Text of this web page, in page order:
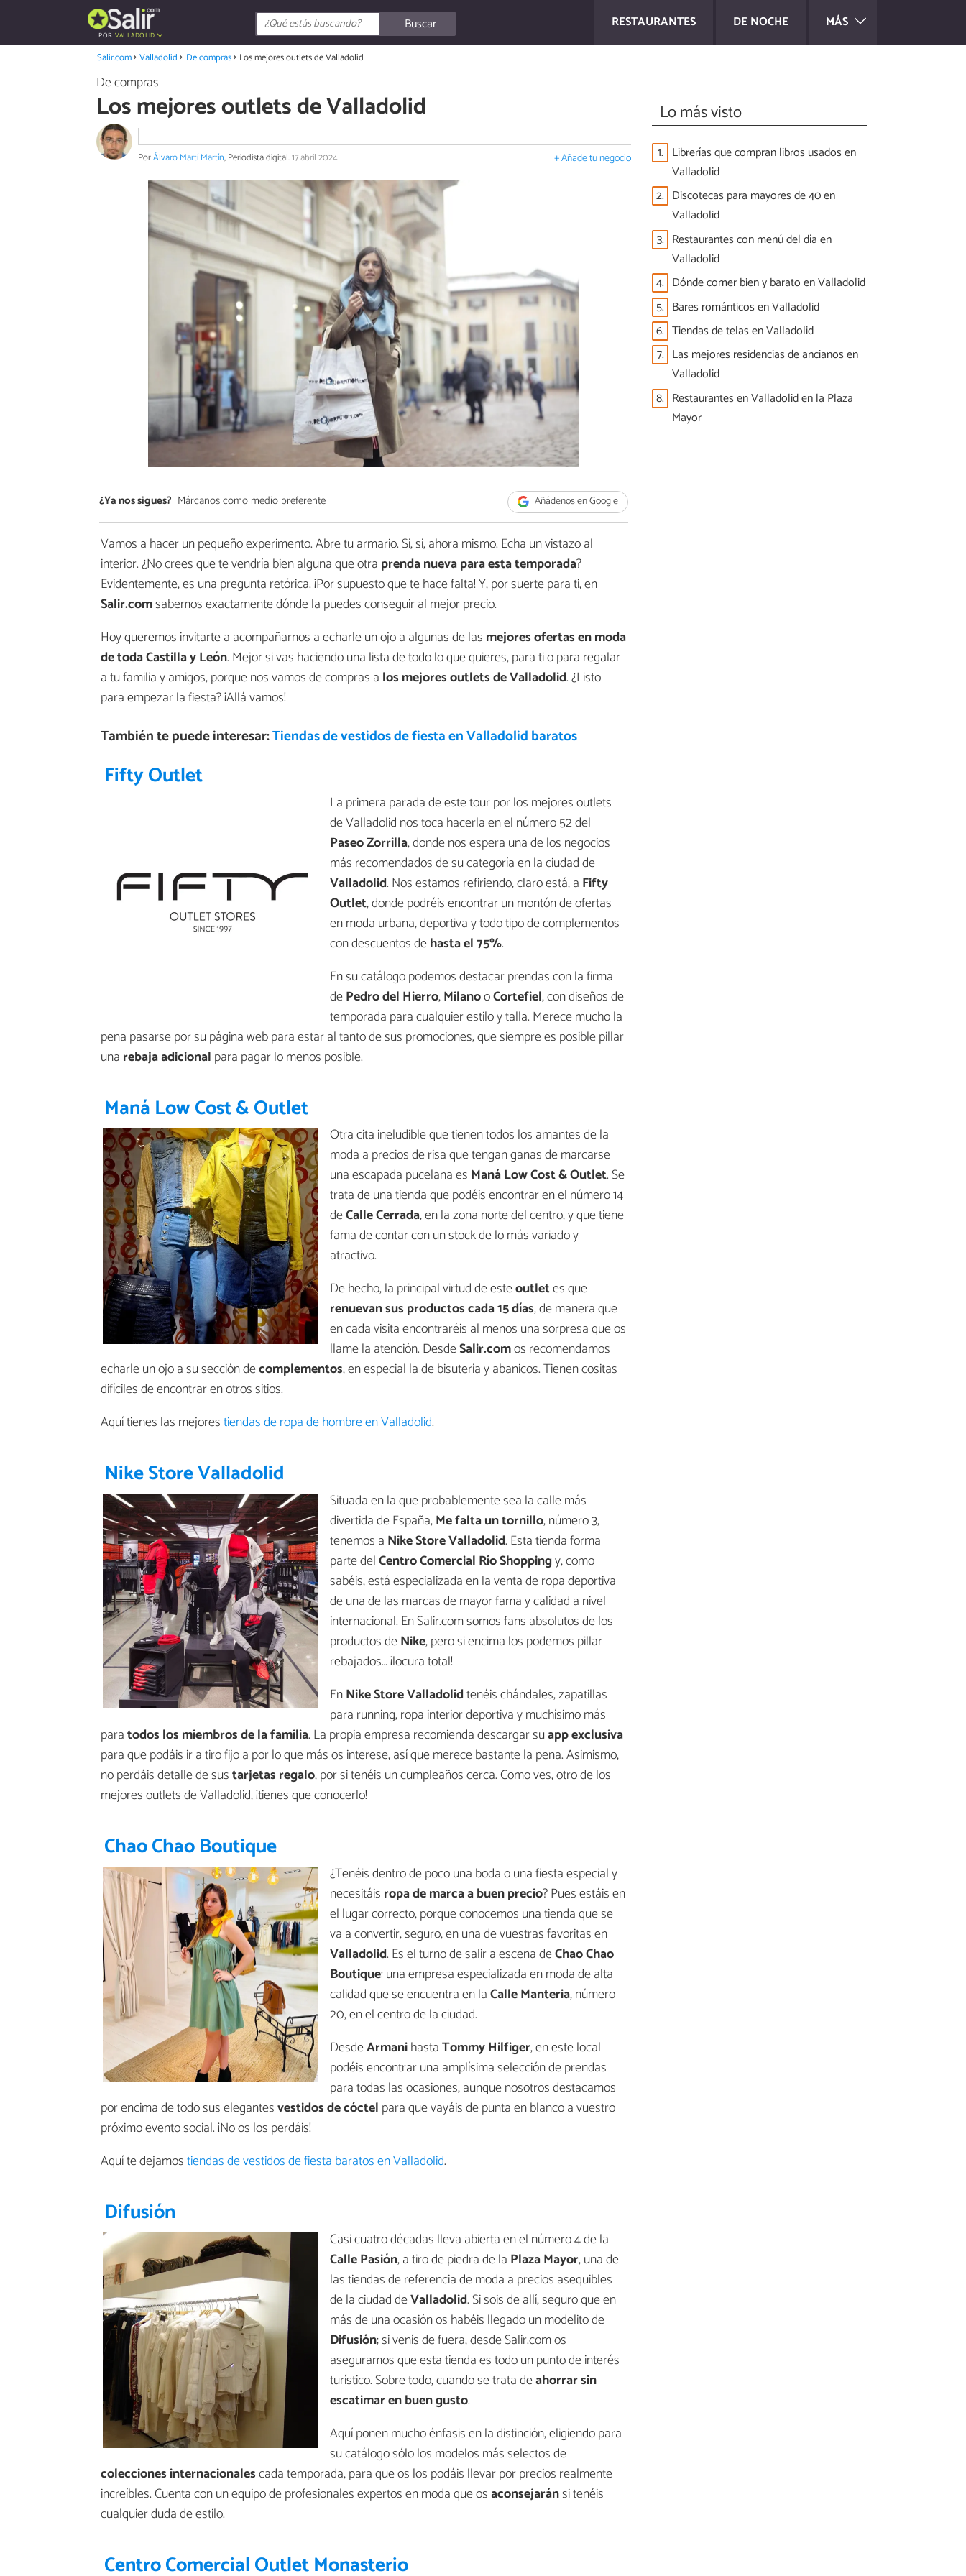
RESTAURANTES DE NOCHE MÁS
POR:VALLADOLID
Buscar
Salir.com Valladolid De compras Los mejores outlets de Valladolid
De compras
Los mejores outlets de Valladolid
PorÁlvaro Martí Martín, Periodista digital.17 abril 2024 + Añade tu negocio
¿Ya nos sigues? Márcanos como medio preferente Añádenos en Google
Vamos a hacer un pequeño experimento. Abre tu armario. Sí, sí, ahora mismo. Echa un vistazo al
interior. ¿No crees que te vendría bien alguna que otra prenda nueva para esta temporada?
Evidentemente, es una pregunta retórica. ¡Por supuesto que te hace falta! Y, por suerte para ti, en
Salir.comsabemos exactamente dónde la puedes conseguir al mejor precio.
Hoy queremos invitarte a acompañarnos a echarle un ojo a algunas de las mejores ofertas en moda
de toda Castilla y León. Mejor si vas haciendo una lista de todo lo que quieres, para ti o para regalar
a tu familia y amigos, porque nos vamos de compras a los mejores outlets de Valladolid. ¿Listo
para empezar la fiesta? ¡Allá vamos!
También te puede interesar:Tiendas de vestidos de fiesta en Valladolid baratos
Fifty Outlet
La primera parada de este tour por los mejores outlets
de Valladolid nos toca hacerla en el número 52 del
Paseo Zorrilla, donde nos espera una de los negocios
más recomendados de su categoría en la ciudad de
Valladolid. Nos estamos refiriendo, claro está, a Fifty
Outlet, donde podréis encontrar un montón de ofertas
en moda urbana, deportiva y todo tipo de complementos
con descuentos dehasta el 75%.
En su catálogo podemos destacar prendas con la firma
dePedro del Hierro,MilanooCortefiel, con diseños de
temporada para cualquier estilo y talla. Merece mucho la
pena pasarse por su página web para estar al tanto de sus promociones, que siempre es posible pillar
una rebaja adicional para pagar lo menos posible.
Maná Low Cost & Outlet
Otra cita ineludible que tienen todos los amantes de la
moda a precios de risa que tengan ganas de marcarse
una escapada pucelana es Maná Low Cost & Outlet. Se
trata de una tienda que podéis encontrar en el número 14
deCalle Cerrada, en la zona norte del centro, y que tiene
fama de contar con un stock de lo más variado y
atractivo.
De hecho, la principal virtud de esteoutletes que
renuevan sus productos cada 15 días, de manera que
en cada visita encontraréis al menos una sorpresa que os
llame la atención. DesdeSalir.comos recomendamos
echarle un ojo a su sección decomplementos, en especial la de bisutería y abanicos. Tienen cositas
difíciles de encontrar en otros sitios.
Aquí tienes las mejorestiendas de ropa de hombre en Valladolid.
Nike Store Valladolid
Situada en la que probablemente sea la calle más
divertida de España,Me falta un tornillo, número 3,
tenemos a Nike Store Valladolid. Esta tienda forma
parte delCentro Comercial Río Shoppingy, como
sabéis, está especializada en la venta de ropa deportiva
de una de las marcas de mayor fama y calidad a nivel
internacional. En Salir.com somos fans absolutos de los
productos deNike, pero si encima los podemos pillar
rebajados… ¡locura total!
EnNike Store Valladolidtenéis chándales, zapatillas
para running, ropa interior deportiva y muchísimo más
paratodos los miembros de la familia. La propia empresa recomienda descargar suapp exclusiva
para que podáis ir a tiro fijo a por lo que más os interese, así que merece bastante la pena. Asimismo,
no perdáis detalle de sustarjetas regalo, por si tenéis un cumpleaños cerca. Como ves, otro de los
mejores outlets de Valladolid, ¡tienes que conocerlo!
Chao Chao Boutique
¿Tenéis dentro de poco una boda o una fiesta especial y
necesitáis ropa de marca a buen precio? Pues estáis en
el lugar correcto, porque conocemos una tienda que se
va a convertir, seguro, en una de vuestras favoritas en
Valladolid. Es el turno de salir a escena deChao Chao
Boutique: una empresa especializada en moda de alta
calidad que se encuentra en laCalle Manteria, número
20, en el centro de la ciudad.
DesdeArmanihastaTommy Hilfiger, en este local
podéis encontrar una amplísima selección de prendas
para todas las ocasiones, aunque nosotros destacamos
por encima de todo sus elegantesvestidos de cóctel para que vayáis de punta en blanco a vuestro
próximo evento social. ¡No os los perdáis!
Aquí te dejamostiendas de vestidos de fiesta baratos en Valladolid.
Difusión
Casi cuatro décadas lleva abierta en el número 4 de la
Calle Pasión, a tiro de piedra de la Plaza Mayor, una de
las tiendas de referencia de moda a precios asequibles
de la ciudad deValladolid. Si sois de allí, seguro que en
más de una ocasión os habéis llegado un modelito de
Difusión; si venís de fuera, desde Salir.com os
aseguramos que esta tienda es todo un punto de interés
turístico. Sobre todo, cuando se trata deahorrar sin
escatimar en buen gusto.
Aquí ponen mucho énfasis en la distinción, eligiendo para
su catálogo sólo los modelos más selectos de
colecciones internacionalescada temporada, para que os los podáis llevar por precios realmente
increíbles. Cuenta con un equipo de profesionales expertos en moda que osaconsejaránsi tenéis
cualquier duda de estilo.
Centro Comercial Outlet Monasterio
Lo más visto
1. Librerías que compran libros usados en
Valladolid
2. Discotecas para mayores de 40 en
Valladolid
3. Restaurantes con menú del día en
Valladolid
4. Dónde comer bien y barato en Valladolid
5. Bares románticos en Valladolid
6. Tiendas de telas en Valladolid
7. Las mejores residencias de ancianos en
Valladolid
8. Restaurantes en Valladolid en la Plaza
Mayor